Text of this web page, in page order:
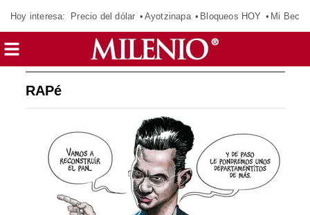
Hoy interesa: Precio del dólar Ayotzinapa Bloqueos HOY Mi Beca
RAPé